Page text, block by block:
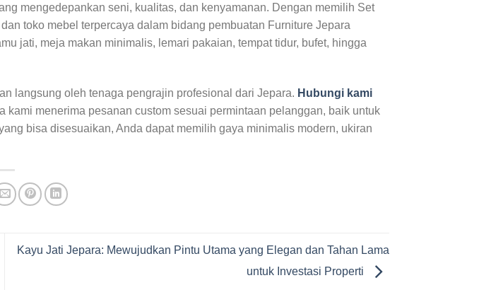
mengedepankan seni, kualitas, dan kenyamanan. Dengan memilih Set
toko mebel terpercaya dalam bidang pembuatan Furniture Jepara
jati, meja makan minimalis, lemari pakaian, tempat tidur, bufet, hingga
langsung oleh tenaga pengrajin profesional dari Jepara. Hubungi kami
menerima pesanan custom sesuai permintaan pelanggan, baik untuk
bisa disesuaikan, Anda dapat memilih gaya minimalis modern, ukiran
Kayu Jati Jepara: Mewujudkan Pintu Utama yang Elegan dan Tahan Lama
untuk Investasi Properti